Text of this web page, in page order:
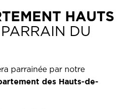
HAUTS
PARRAIN DU
parrainée par notre
des Hauts-de-